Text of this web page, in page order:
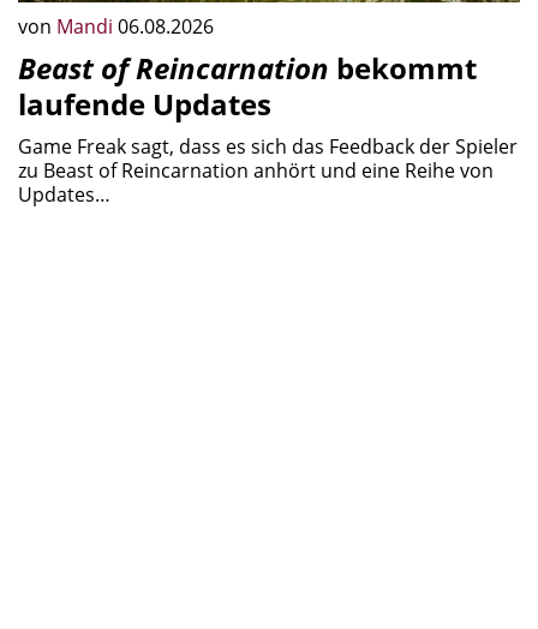
von Mandi 06.08.2026
Beast of Reincarnation bekommt
laufende Updates
Game Freak sagt, dass es sich das Feedback der Spieler
zu Beast of Reincarnation anhört und eine Reihe von
Updates…